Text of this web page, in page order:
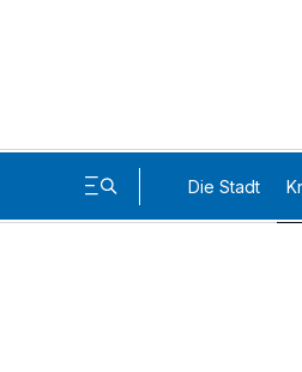
Die Stadt